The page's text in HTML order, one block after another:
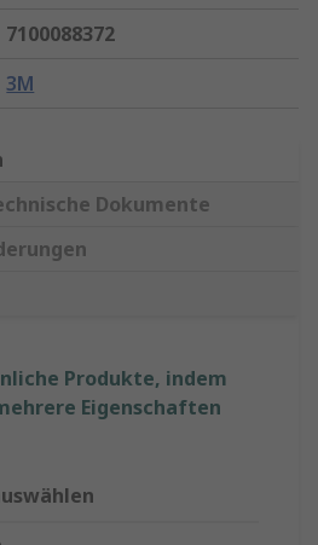
7100088372
3M
Dokumente
Produkte, indem
Eigenschaften